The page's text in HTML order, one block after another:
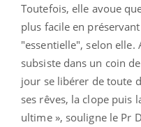
Toutefois, elle avoue
plus facile en
"essentielle", selon
subsiste dans un coin
jour se libérer de toute
ses rêves, la clope puis
ultime », souligne le Pr